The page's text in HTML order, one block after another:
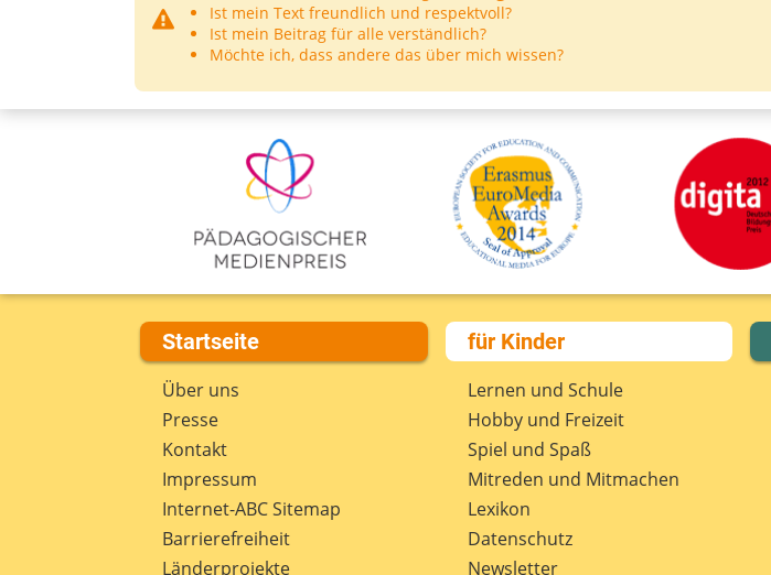
Ist mein Text freundlich und respektvoll?
Ist mein Beitrag für alle verständlich?
Möchte ich, dass andere das über mich wissen?
Startseite
Über uns
Presse
Kontakt
Impressum
Internet-ABC Sitemap
Barrierefreiheit
Länderprojekte
für Kinder
Lernen und Schule
Hobby und Freizeit
Spiel und Spaß
Mitreden und Mitmachen
Lexikon
Datenschutz
Newsletter